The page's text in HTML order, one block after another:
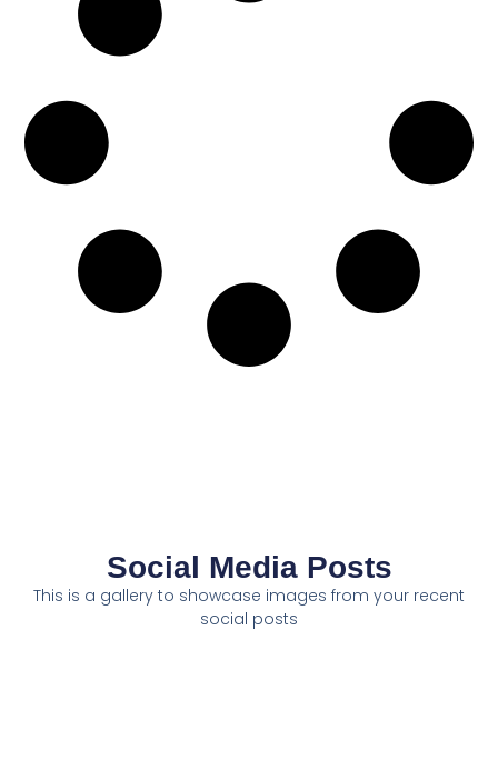
Social Media Posts
This is a gallery to showcase images from your recent
social posts